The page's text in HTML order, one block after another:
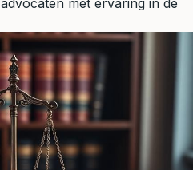
met ervaring in de